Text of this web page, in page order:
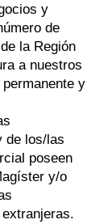
y
de
la Región
a nuestros
y
de los/las
poseen
y/o